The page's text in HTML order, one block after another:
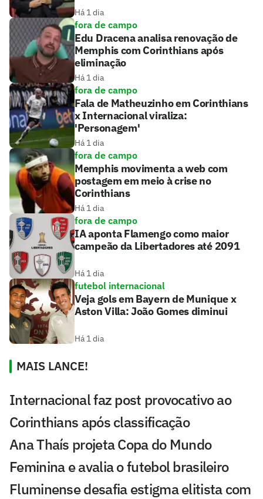
Há 1 dia
fora de campo
Edu Dracena analisa renovação de
Memphis com Corinthians após
eliminação
Há 1 dia
fora de campo
Fala de Matheuzinho em Corinthians
x Internacional viraliza:
'Personagem'
Há 1 dia
fora de campo
Memphis movimenta a web com
postagem em meio à crise no
Corinthians
Há 1 dia
fora de campo
IA aponta Flamengo como maior
campeão da Libertadores até 2091
Há 1 dia
futebol internacional
Veja gols em Bayern de Munique x
Aston Villa: João Gomes diminui
Há 1 dia
MAIS LANCE!
Internacional faz post provocativo ao
Corinthians após classificação
Ana Thaís projeta Copa do Mundo
Feminina e avalia o futebol brasileiro
Fluminense desafia estigma elitista com